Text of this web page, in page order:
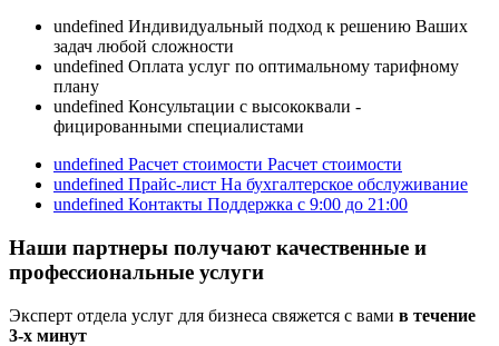
undefined Индивидуальный подход к решению Ваших
задач любой сложности
undefined Оплата услуг по оптимальному тарифному
плану
undefined Консультации с высококвали -
фицированными специалистами
undefined Расчет стоимости Расчет стоимости
undefined Прайс-лист На бухгалтерское обслуживание
undefined Контакты Поддержка с 9:00 до 21:00
Наши партнеры получают качественные и
профессиональные услуги
Эксперт отдела услуг для бизнеса свяжется с вами в течение
3-х минут